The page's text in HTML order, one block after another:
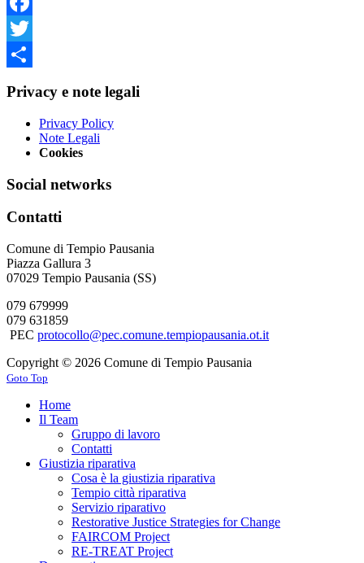
Facebook
Twitter
Privacy e note legali
Privacy Policy
Note Legali
Cookies
Social networks
Contatti
Comune di Tempio Pausania
Piazza Gallura 3
07029 Tempio Pausania (SS)
079 679999
079 631859
PEC protocollo@pec.comune.tempiopausania.ot.it
Copyright © 2026 Comune di Tempio Pausania
Goto Top
Home
Il Team
Gruppo di lavoro
Contatti
Giustizia riparativa
Cosa è la giustizia riparativa
Tempio città riparativa
Servizio riparativo
Restorative Justice Strategies for Change
FAIRCOM Project
RE-TREAT Project